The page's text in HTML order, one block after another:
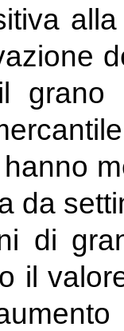
grano
da
di
il